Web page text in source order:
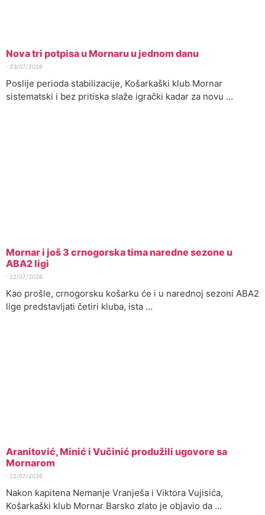
Nova tri potpisa u Mornaru u jednom danu
⋅ 23/07/2026
Poslije perioda stabilizacije, Košarkaški klub Mornar
sistematski i bez pritiska slaže igrački kadar za novu …
Mornar i još 3 crnogorska tima naredne sezone u
ABA2 ligi
⋅ 22/07/2026
Kao prošle, crnogorsku košarku će i u narednoj sezoni ABA2
lige predstavljati četiri kluba, ista …
Aranitović, Minić i Vučinić produžili ugovore sa
Mornarom
⋅ 22/07/2026
Nakon kapitena Nemanje Vranješa i Viktora Vujisića,
Košarkaški klub Mornar Barsko zlato je objavio da …